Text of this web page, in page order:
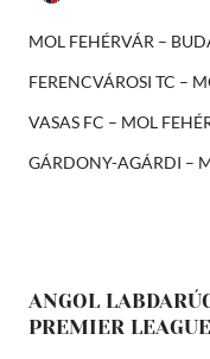
MOL FEHÉRVÁR –
FERENCVÁROSI TC –
VASAS FC – MOL
GÁRDONY-AGÁRDI –
ANGOL
PREMIER